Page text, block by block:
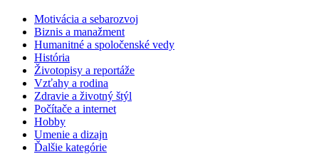
Motivácia a sebarozvoj
Biznis a manažment
Humanitné a spoločenské vedy
História
Životopisy a reportáže
Vzťahy a rodina
Zdravie a životný štýl
Počítače a internet
Hobby
Umenie a dizajn
Ďalšie kategórie